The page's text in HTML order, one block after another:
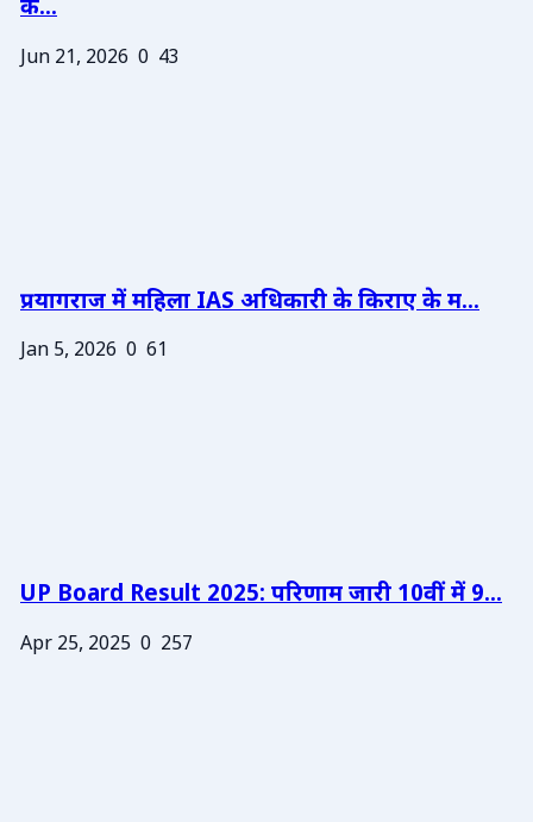
के...
Jun 21, 2026 0 43
प्रयागराज में महिला IAS अधिकारी के किराए के म...
Jan 5, 2026 0 61
UP Board Result 2025: परिणाम जारी 10वीं में 9...
Apr 25, 2025 0 257